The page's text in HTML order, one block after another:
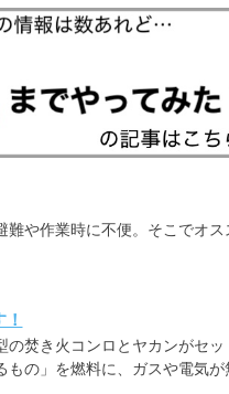
難や作業時に不便。そこでオ
の焚き火コンロとヤカンがセッ
の」を燃料に、ガスや電気が